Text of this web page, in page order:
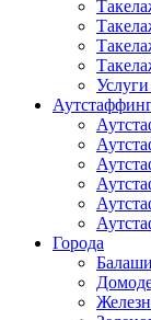
Города